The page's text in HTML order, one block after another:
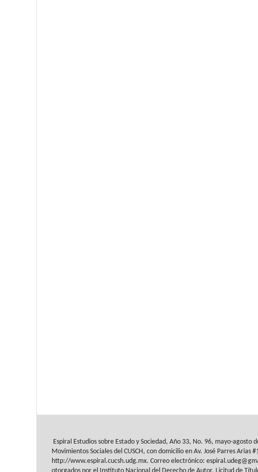
Espiral Estudios sobre Estado y Sociedad, Año 33, No. 96, mayo-agosto
Movimientos Sociales del CUSCH , con domicilio en Av. José Parres Arias
http://www.espiral.cucsh.udg.mx. Correo electrónico: